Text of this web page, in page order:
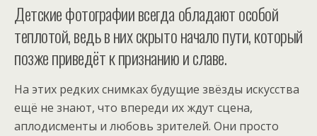
Детские фотографии всегда обладают особой
теплотой, ведь в них скрыто начало пути, который
позже приведёт к признанию и славе.
На этих редких снимках будущие звёзды искусства
ещё не знают, что впереди их ждут сцена,
аплодисменты и любовь зрителей. Они просто